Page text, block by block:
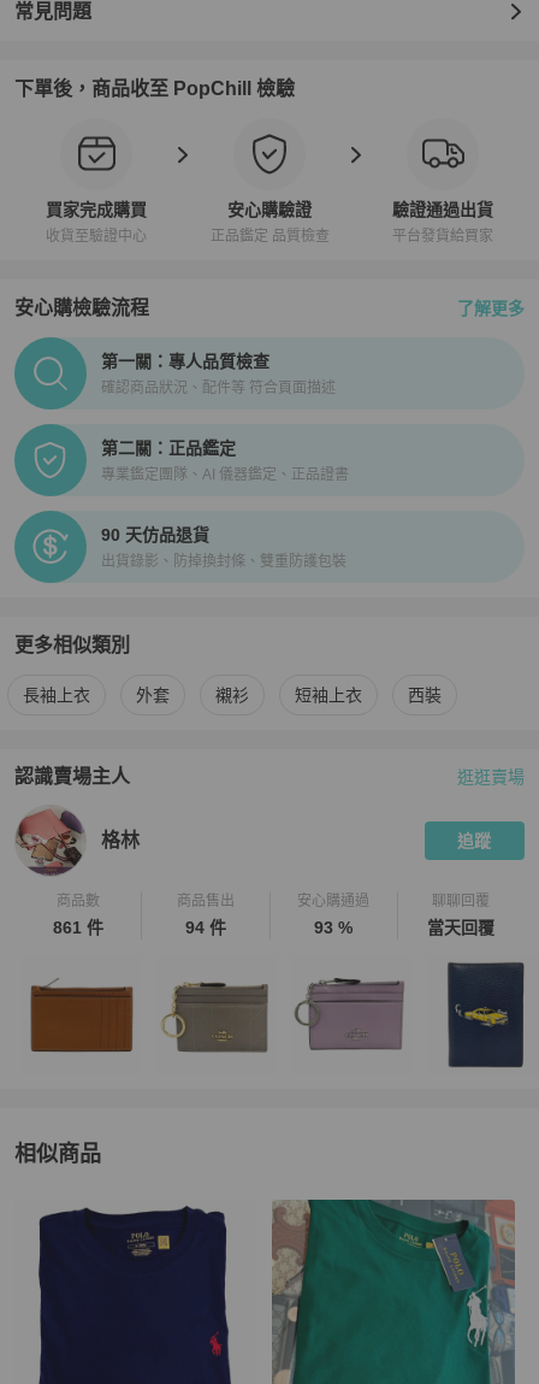
常見問題
下單後，商品收至 PopChill 檢驗
買家完成購買
收貨至驗證中心
安心購驗證
正品鑑定 品質檢查
驗證通過出貨
平台發貨給買家
安心購檢驗流程 了解更多
PopChill拍拍圈正品驗證、安心購檢驗流程介紹
第一關：專人品質檢查
確認商品狀況、配件等 符合頁面描述
第二關：正品鑑定
專業鑑定團隊、AI 儀器鑑定、正品證書
90 天仿品退貨
出貨錄影、防掉換封條、雙重防護包裝
更多相似類別
更多Polo Ralph Lauren 男裝相似商品推薦
長袖上衣 外套 襯衫 短袖上衣 西裝
認識賣場主人
PopChill 拍拍圈嚴選賣家
逛逛賣場
格林 追蹤
商品數
861 件
商品售出
94 件
安心購通過
93 %
聊聊回覆
當天回覆
相似商品
男裝推薦精品